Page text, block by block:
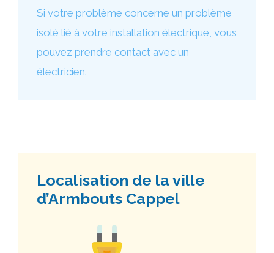
Si votre problème concerne un problème
isolé lié à votre installation électrique, vous
pouvez prendre contact avec un
électricien.
Localisation de la ville
d’Armbouts Cappel